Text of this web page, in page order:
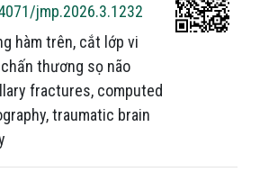
jmp.2026.3.1232
hàm trên, cắt lớp vi
chấn thương sọ não
fractures, computed
,traumatic brain